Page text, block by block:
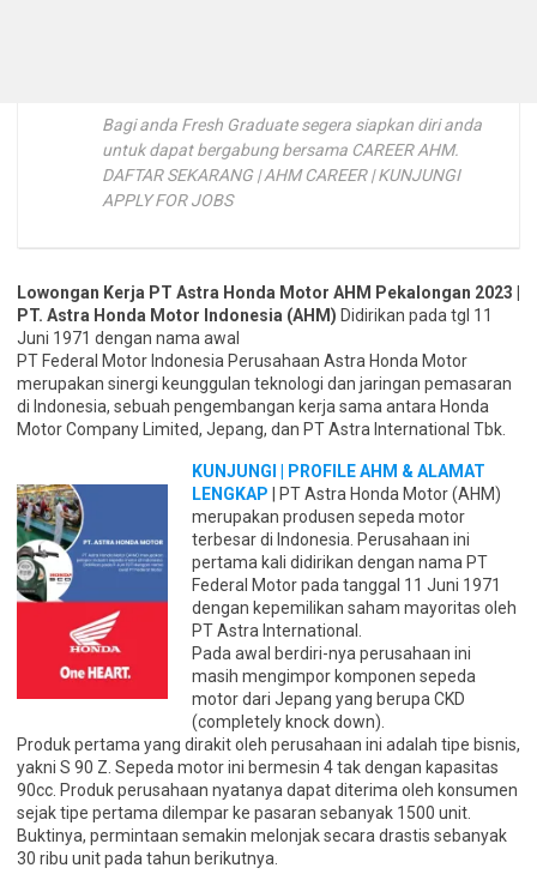
Bagi anda Fresh Graduate segera siapkan diri anda
untuk dapat bergabung bersama CAREER AHM.
DAFTAR SEKARANG | AHM CAREER | KUNJUNGI
APPLY FOR JOBS
Lowongan Kerja PT Astra Honda Motor AHM Pekalongan 2023 |
PT. Astra Honda Motor Indonesia (AHM) Didirikan pada tgl 11
Juni 1971 dengan nama awal
PT Federal Motor Indonesia Perusahaan Astra Honda Motor
merupakan sinergi keunggulan teknologi dan jaringan pemasaran
di Indonesia, sebuah pengembangan kerja sama antara Honda
Motor Company Limited, Jepang, dan PT Astra International Tbk.
KUNJUNGI | PROFILE AHM & ALAMAT
LENGKAP | PT Astra Honda Motor (AHM)
merupakan produsen sepeda motor
terbesar di Indonesia. Perusahaan ini
pertama kali didirikan dengan nama PT
Federal Motor pada tanggal 11 Juni 1971
dengan kepemilikan saham mayoritas oleh
PT Astra International.
Pada awal berdiri-nya perusahaan ini
masih mengimpor komponen sepeda
motor dari Jepang yang berupa CKD
(completely knock down).
Produk pertama yang dirakit oleh perusahaan ini adalah tipe bisnis,
yakni S 90 Z. Sepeda motor ini bermesin 4 tak dengan kapasitas
90cc. Produk perusahaan nyatanya dapat diterima oleh konsumen
sejak tipe pertama dilempar ke pasaran sebanyak 1500 unit.
Buktinya, permintaan semakin melonjak secara drastis sebanyak
30 ribu unit pada tahun berikutnya.